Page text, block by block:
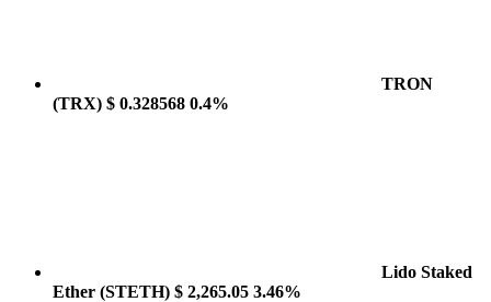
TRON
(TRX) $ 0.328568 0.4%
Lido Staked
Ether (STETH) $ 2,265.05 3.46%